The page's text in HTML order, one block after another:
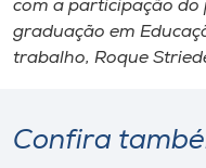
com a participação
graduação em
trabalho, Roque
Confira